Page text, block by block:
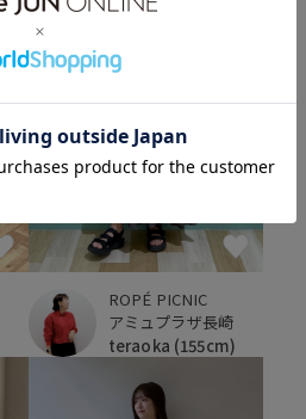
ROPÉ PICNIC
アミュプラザ長崎
teraoka (155cm)